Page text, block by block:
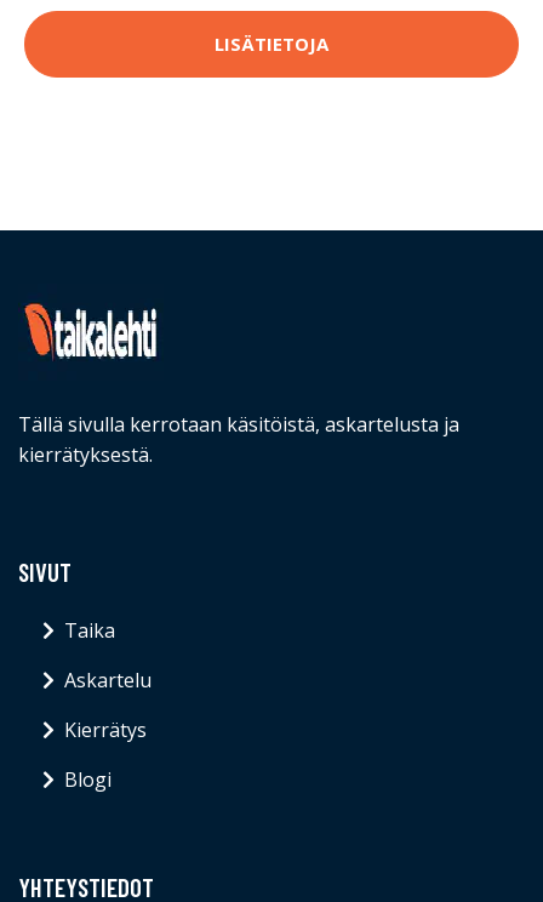
LISÄTIETOJA
Tällä sivulla kerrotaan käsitöistä, askartelusta ja
kierrätyksestä.
SIVUT
Taika
Askartelu
Kierrätys
Blogi
YHTEYSTIEDOT